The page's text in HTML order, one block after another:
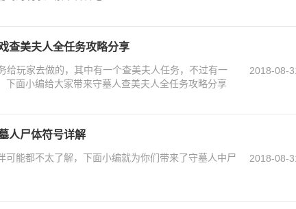
查美夫人全任务攻略分享
给玩家去做的，其中有一个查美夫人任务，不过有一
下面小编给大家带来守墓人查美夫人全任务攻略分享
2018-08-
人尸体符号详解
可能都不太了解，下面小编就为你们带来了守墓人中尸
2018-08-